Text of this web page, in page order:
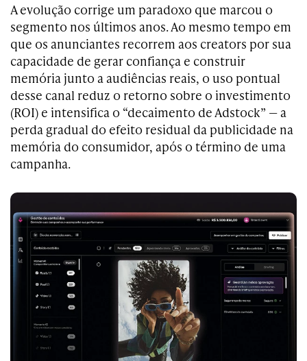
A evolução corrige um paradoxo que marcou o
segmento nos últimos anos. Ao mesmo tempo em
que os anunciantes recorrem aos creators por sua
capacidade de gerar confiança e construir
memória junto a audiências reais, o uso pontual
desse canal reduz o retorno sobre o investimento
(ROI) e intensifica o “decaimento de Adstock” — a
perda gradual do efeito residual da publicidade na
memória do consumidor, após o término de uma
campanha.